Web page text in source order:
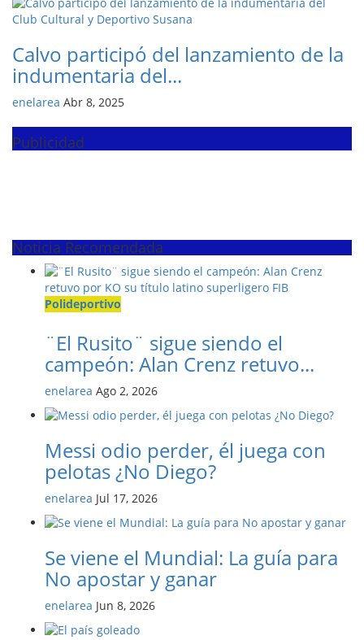
Calvo participó del lanzamiento de la
indumentaria del...
enelarea Abr 8, 2025
Publicidad
Noticia Recomendada
Polideportivo
¨El Rusito¨ sigue siendo el
campeón: Alan Crenz retuvo...
enelarea Ago 2, 2026
Messi odio perder, él juega con
pelotas ¿No Diego?
enelarea Jul 17, 2026
Se viene el Mundial: La guía para
No apostar y ganar
enelarea Jun 8, 2026